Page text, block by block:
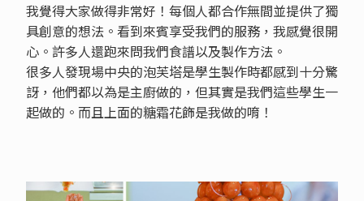
我覺得大家做得非常好！每個人都合作無間並提供了獨
具創意的想法。看到來賓享受我們的服務，我感覺很開
心。許多人還跑來問我們食譜以及製作方法。
很多人發現場中央的泡芙塔是學生製作時都感到十分驚
訝，他們都以為是主廚做的，但其實是我們這些學生一
起做的。而且上面的糖霜花飾是我做的唷！